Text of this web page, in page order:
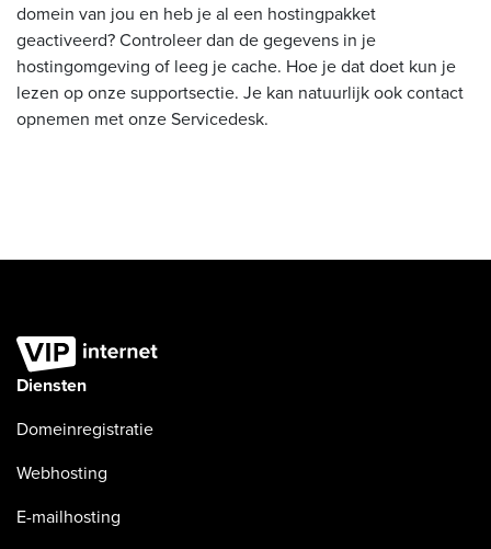
domein van jou en heb je al een hostingpakket
geactiveerd? Controleer dan de gegevens in je
hostingomgeving of leeg je cache. Hoe je dat doet kun je
lezen op onze supportsectie. Je kan natuurlijk ook contact
opnemen met onze Servicedesk.
Diensten
Domeinregistratie
Webhosting
E-mailhosting